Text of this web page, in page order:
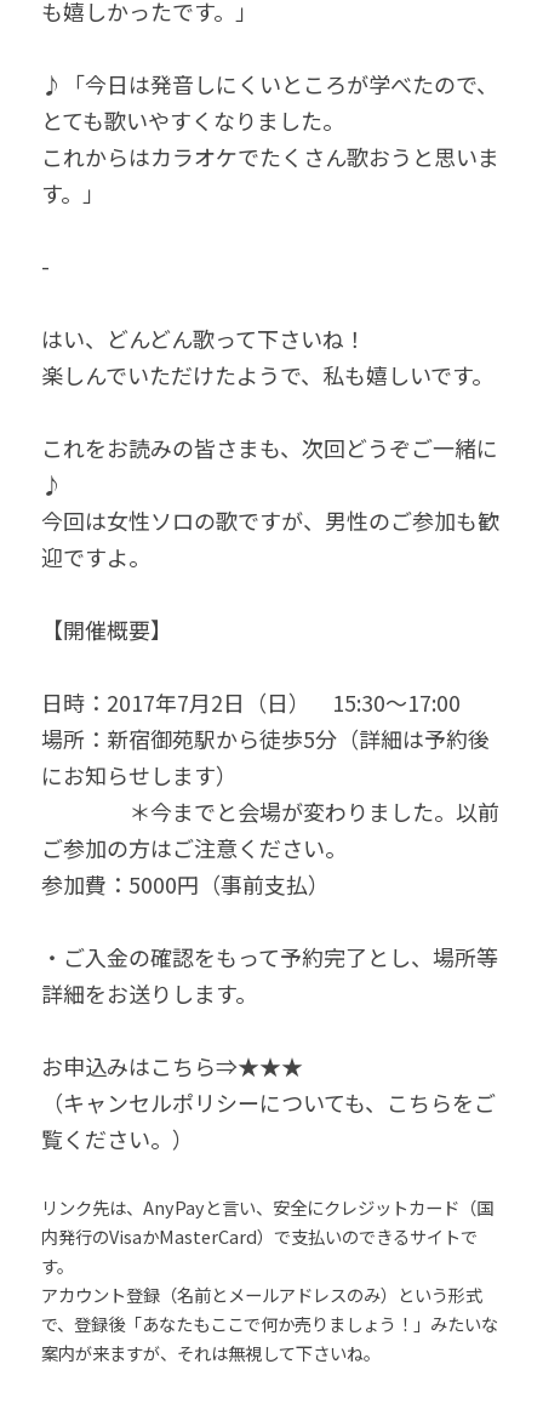
も嬉しかったです。」
♪「今日は発音しにくいところが学べたので、
とても歌いやすくなりました。
これからはカラオケでたくさん歌おうと思いま
す。」
-
はい、どんどん歌って下さいね！
楽しんでいただけたようで、私も嬉しいです。
これをお読みの皆さまも、次回どうぞご一緒に
♪
今回は女性ソロの歌ですが、男性のご参加も歓
迎ですよ。
【開催概要】
日時：2017年7月2日（日）　15:30～17:00
場所：新宿御苑駅から徒歩5分（詳細は予約後
にお知らせします）
＊今までと会場が変わりました。以前
ご参加の方はご注意ください。
参加費：5000円（事前支払）
・ご入金の確認をもって予約完了とし、場所等
詳細をお送りします。
お申込みはこちら⇒★★★
（キャンセルポリシーについても、こちらをご
覧ください。）
リンク先は、AnyPayと言い、安全にクレジットカード（国
内発行のVisaかMasterCard）で支払いのできるサイトで
す。
アカウント登録（名前とメールアドレスのみ）という形式
で、登録後「あなたもここで何か売りましょう！」みたいな
案内が来ますが、それは無視して下さいね。